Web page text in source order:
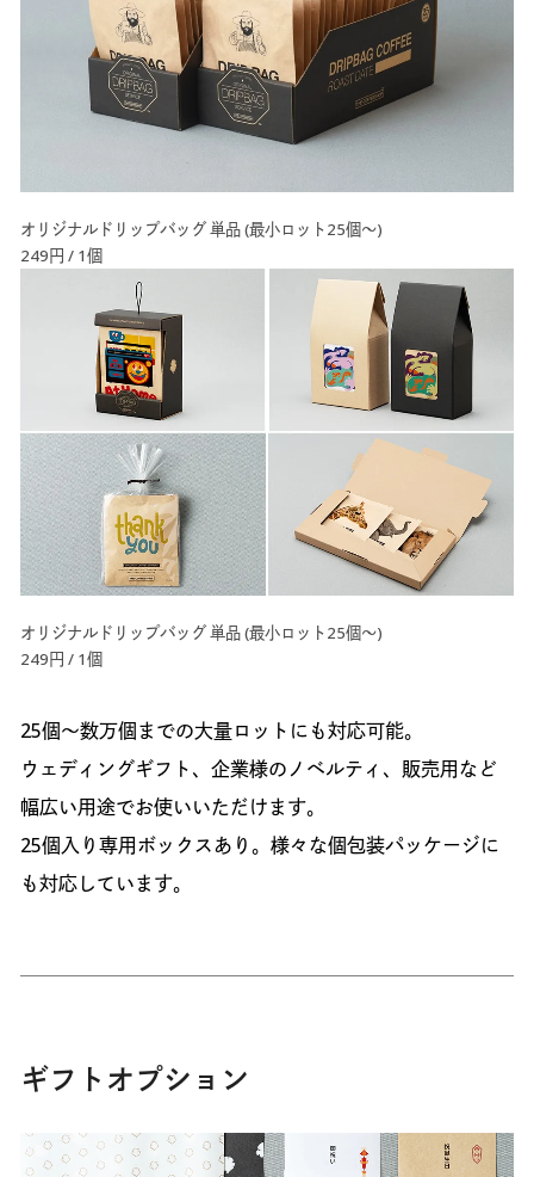
オリジナルドリップバッグ 単品 (最小ロット25個～)
249円 / 1個
オリジナルドリップバッグ 単品 (最小ロット25個～)
249円 / 1個
25個～数万個までの大量ロットにも対応可能。
ウェディングギフト、企業様のノベルティ、販売用など
幅広い用途でお使いいただけます。
25個入り専用ボックスあり。様々な個包装パッケージに
も対応しています。
ギフトオプション